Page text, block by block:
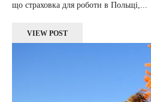
що страховка для роботи в Польщі,...
VIEW POST